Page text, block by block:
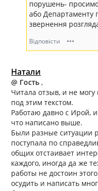
порушень-
або Департаменту
звернення
Відповісти •••
Натали
@ Гость ,
Читала отзыв, и не
под этим текстом.
Работаю давно с Ирой,
что написано выше.
Были разные ситуации
поступала по
общих отстаивает
каждого, иногда да же
работы не достоин
осудить и написать